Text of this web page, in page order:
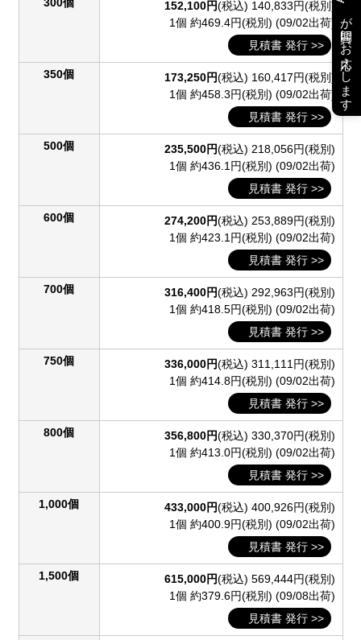
300個 152,100円(税込) 140,833円(税別)
1個 約469.4円(税別) (09/02出荷)
見積書 発行 >>
350個 173,250円(税込) 160,417円(税別)
1個 約458.3円(税別) (09/02出荷)
見積書 発行 >>
500個 235,500円(税込) 218,056円(税別)
1個 約436.1円(税別) (09/02出荷)
見積書 発行 >>
600個 274,200円(税込) 253,889円(税別)
1個 約423.1円(税別) (09/02出荷)
見積書 発行 >>
700個 316,400円(税込) 292,963円(税別)
1個 約418.5円(税別) (09/02出荷)
見積書 発行 >>
750個 336,000円(税込) 311,111円(税別)
1個 約414.8円(税別) (09/02出荷)
見積書 発行 >>
800個 356,800円(税込) 330,370円(税別)
1個 約413.0円(税別) (09/02出荷)
見積書 発行 >>
1,000個 433,000円(税込) 400,926円(税別)
1個 約400.9円(税別) (09/02出荷)
見積書 発行 >>
1,500個 615,000円(税込) 569,444円(税別)
1個 約379.6円(税別) (09/08出荷)
見積書 発行 >>
が質問にお応えします